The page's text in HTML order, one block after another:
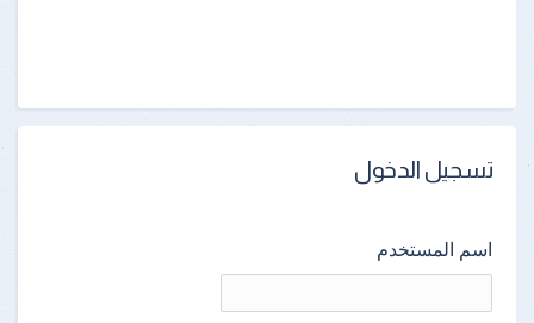
تسجيل الدخول
اسم المستخدم